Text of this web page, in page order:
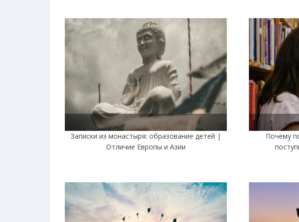
Записки из монастыря: образование детей |
Отличие Европы и Азии
Почему